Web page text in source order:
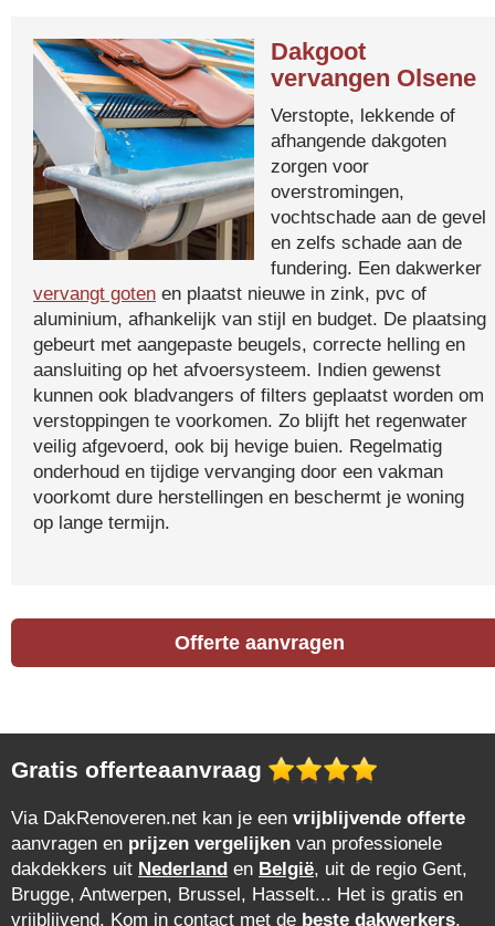
Dakgoot
vervangen Olsene
Verstopte, lekkende of
afhangende dakgoten
zorgen voor
overstromingen,
vochtschade aan de gevel
en zelfs schade aan de
fundering. Een dakwerker
vervangt goten en plaatst nieuwe in zink, pvc of
aluminium, afhankelijk van stijl en budget. De plaatsing
gebeurt met aangepaste beugels, correcte helling en
aansluiting op het afvoersysteem. Indien gewenst
kunnen ook bladvangers of filters geplaatst worden om
verstoppingen te voorkomen. Zo blijft het regenwater
veilig afgevoerd, ook bij hevige buien. Regelmatig
onderhoud en tijdige vervanging door een vakman
voorkomt dure herstellingen en beschermt je woning
op lange termijn.
Offerte aanvragen
Gratis offerteaanvraag
Via DakRenoveren.net kan je een vrijblijvende offerte
aanvragen en prijzen vergelijken van professionele
dakdekkers uit Nederland en België, uit de regio Gent,
Brugge, Antwerpen, Brussel, Hasselt... Het is gratis en
vrijblijvend. Kom in contact met de beste dakwerkers.